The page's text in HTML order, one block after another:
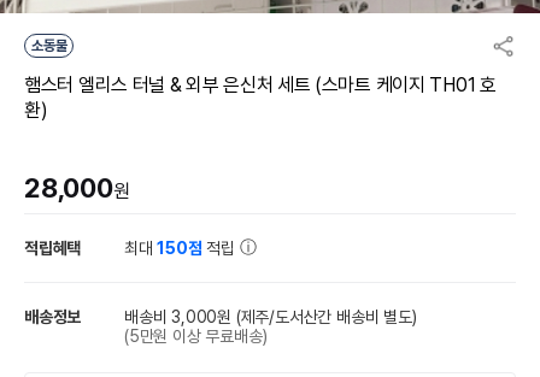
소동물
햄스터 엘리스 터널 & 외부 은신처 세트 (스마트 케이지 TH01 호
환)
28,000원
적립혜택 최대150점 적립
배송정보 배송비 3,000원 (제주/도서산간 배송비 별도)
(5만원 이상 무료배송)